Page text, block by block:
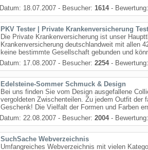
Datum: 18.07.2007 - Besucher: 1614- Bewertung:
PKV Tester | Private Krankenversicherung
Die Private Krankenversicherung ist unser
Krankenversicherung deutschlandweit mit allen
keine bestimmte Gesellschaft gebunden und
Datum: 17.08.2007 - Besucher: 2254- Bewertung:
Edelsteine-Sommer Schmuck & Design
Bei uns finden Sie vom Design ausgefallene
vergoldeten Zwischenteilen. Zu jedem Outfit der
Geschenk! Die Vielfalt der Formen und Farben
Datum: 22.08.2007 - Besucher: 2004- Bewertung:
SuchSache Webverzeichnis
Umfangreiches Webverzeichnis mit vielen